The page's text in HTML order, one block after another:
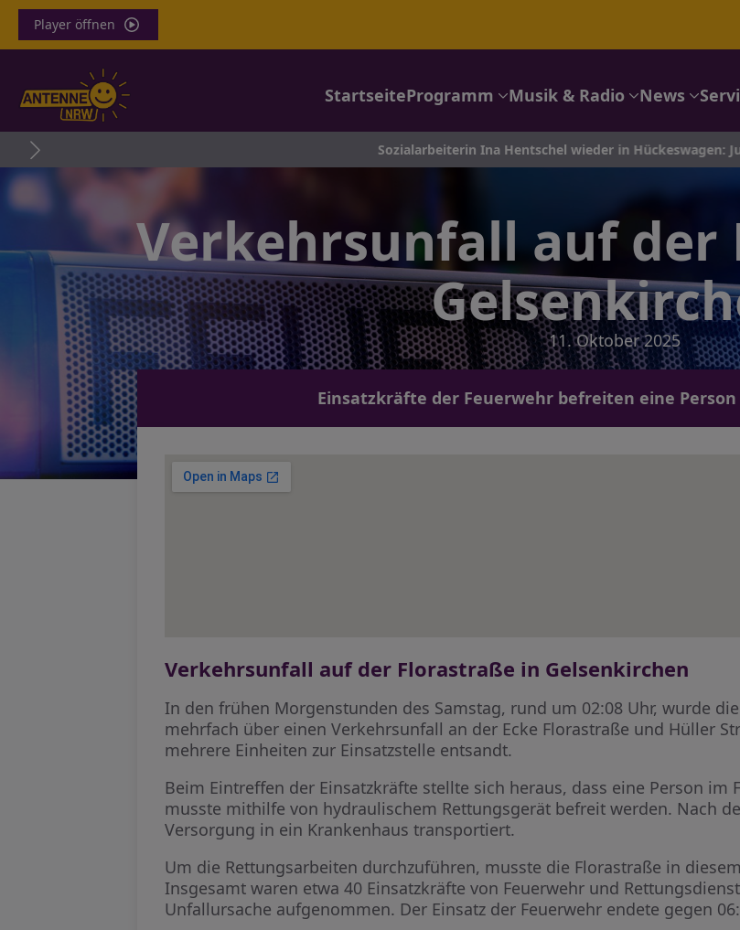
Player öffnen
StartseiteProgramm Musik & Radio News
Sozialarbeiterin Ina Hentschel wieder in Hückeswagen:
Verkehrsunfall auf der
11. Oktober 2025
Einsatzkräfte der Feuerwehr befreiten eine
Verkehrsunfall auf der Florastraße in Gelsenkirchen
In den frühen Morgenstunden des Samstag, rund um 02:08 Uhr, wurde
mehrfach über einen Verkehrsunfall an der Ecke Florastraße und Hüller
mehrere Einheiten zur Einsatzstelle entsandt.
Beim Eintreffen der Einsatzkräfte stellte sich heraus, dass eine Person im
musste mithilfe von hydraulischem Rettungsgerät befreit werden. Nach
Versorgung in ein Krankenhaus transportiert.
Um die Rettungsarbeiten durchzuführen, musste die Florastraße in
Insgesamt waren etwa 40 Einsatzkräfte von Feuerwehr und
Unfallursache aufgenommen. Der Einsatz der Feuerwehr endete gegen